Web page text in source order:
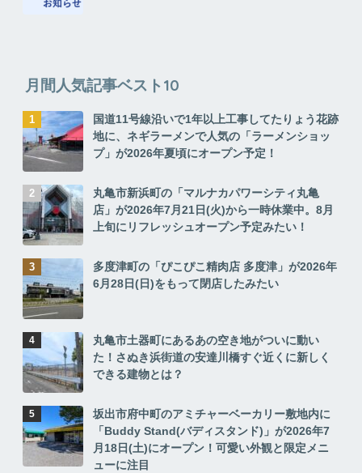
月間人気記事ベスト10
国道11号線沿いで1年以上工事してたりょう花跡
地に、ネギラーメンで人気の「ラーメンショッ
プ」が2026年夏頃にオープン予定！
丸亀市新浜町の「マルナカパワーシティ丸亀
店」が2026年7月21日(火)から一時休業中。8月
上旬にリフレッシュオープン予定みたい！
多度津町の「ぴこぴこ精肉店 多度津」が2026年
6月28日(日)をもって閉店したみたい
丸亀市土器町にあるあの空き地がついに動い
た！さぬき浜街道の安達川橋すぐ近くに新しく
できる建物とは？
坂出市府中町のアミチャーベーカリー敷地内に
「Buddy Stand(バディスタンド)」が2026年7
月18日(土)にオープン！可愛い外観と限定メニ
ューに注目